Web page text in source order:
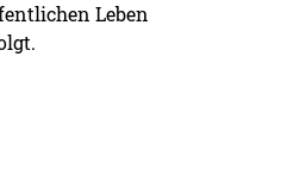
Leben